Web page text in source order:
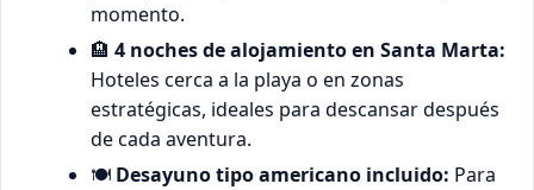
momento.
🏨4 noches de alojamiento en Santa Marta:
Hoteles cerca a la playa o en zonas
estratégicas, ideales para descansar después
de cada aventura.
🍽️ Desayuno tipo americano incluido: Para